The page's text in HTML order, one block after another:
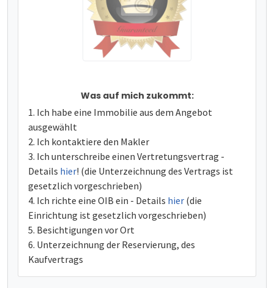
Was auf mich zukommt:
Ich habe eine Immobilie aus dem Angebot
ausgewählt
Ich kontaktiere den Makler
Ich unterschreibe einen Vertretungsvertrag -
Details hier! (die Unterzeichnung des Vertrags ist
gesetzlich vorgeschrieben)
Ich richte eine OIB ein - Details hier (die
Einrichtung ist gesetzlich vorgeschrieben)
Besichtigungen vor Ort
Unterzeichnung der Reservierung, des
Kaufvertrags